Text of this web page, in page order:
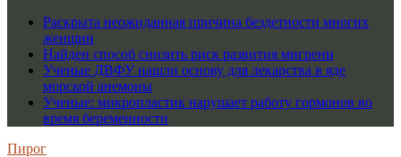
Раскрыта неожиданная причина бездетности многих
женщин
Найден способ снизить риск развития мигрени
Ученые ДВФУ нашли основу для лекарства в яде
морской анемоны
Ученые: микропластик нарушает работу гормонов во
время беременности
Пирог